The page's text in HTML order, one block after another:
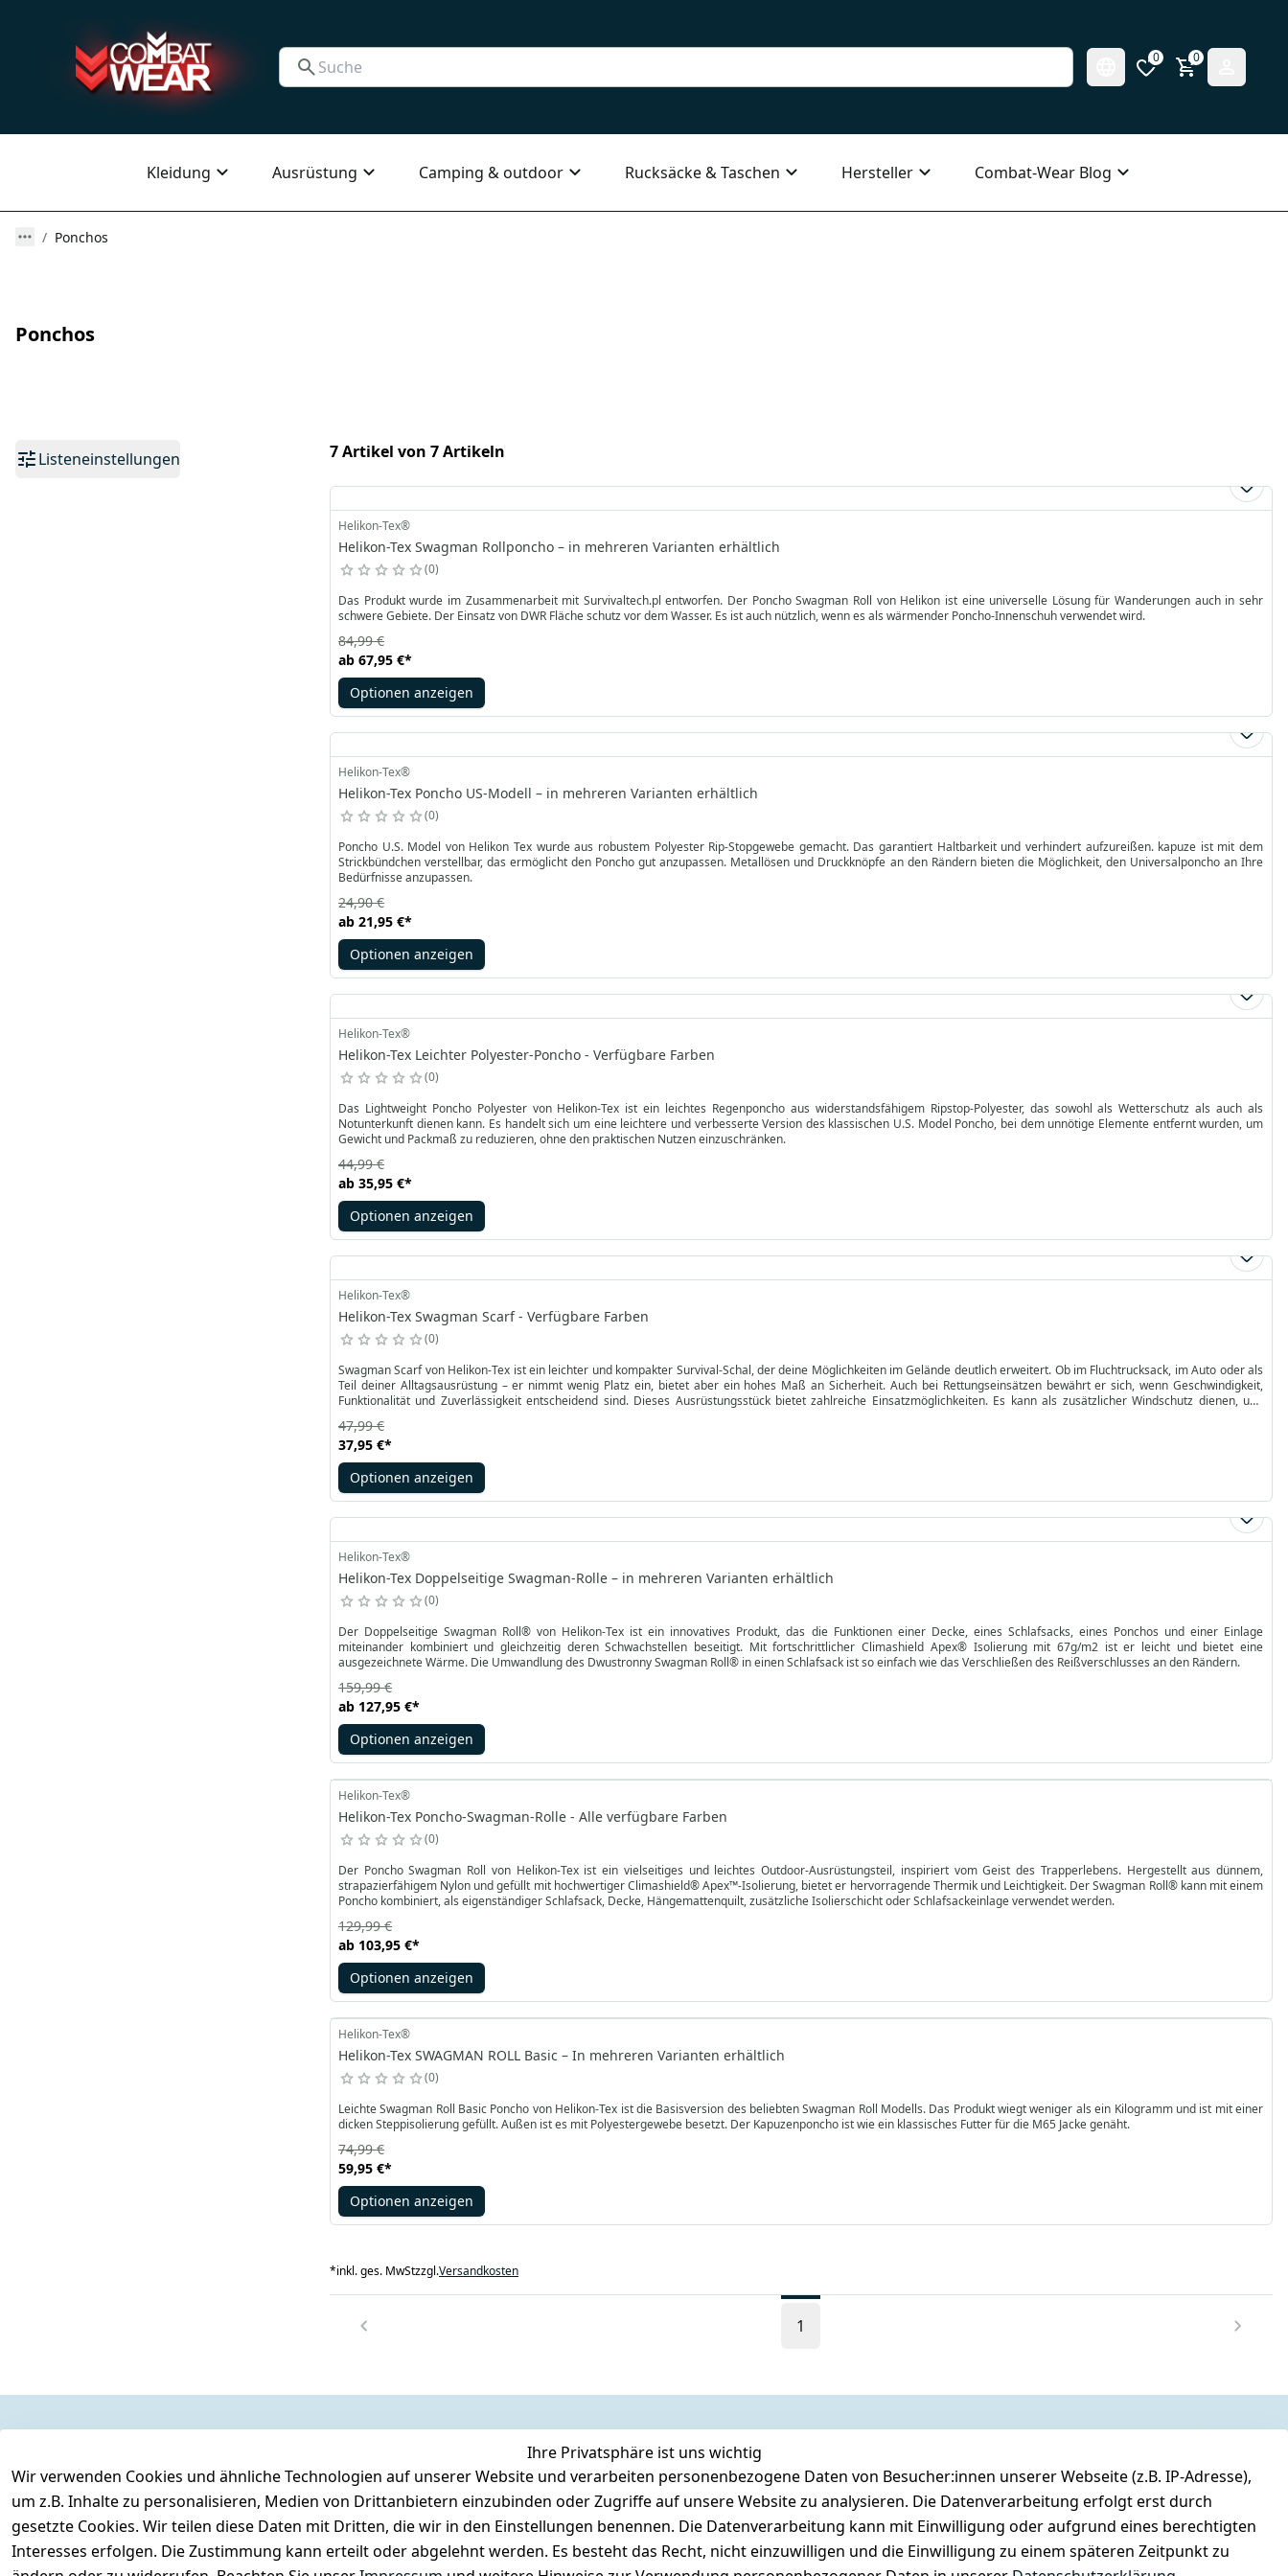
0 0
Kleidung Ausrüstung Camping & outdoor Rucksäcke & Taschen Hersteller Combat-Wear Blog
Ponchos
Ponchos
Listeneinstellungen 7 Artikel von 7 Artikeln
Helikon-Tex®
Helikon-Tex Swagman Rollponcho – in mehreren Varianten erhältlich
0
Das Produkt wurde im Zusammenarbeit mit Survivaltech.pl entworfen. Der Poncho Swagman Roll von Helikon ist eine universelle Lösung für Wanderungen auch in sehr
schwere Gebiete. Der Einsatz von DWR Fläche schutz vor dem Wasser. Es ist auch nützlich, wenn es als wärmender Poncho-Innenschuh verwendet wird.
ab 67,95 €*
84,99 €
Optionen anzeigen
Helikon-Tex®
Helikon-Tex Poncho US-Modell – in mehreren Varianten erhältlich
0
Poncho U.S. Model von Helikon Tex wurde aus robustem Polyester Rip-Stopgewebe gemacht. Das garantiert Haltbarkeit und verhindert aufzureißen. kapuze ist mit dem
Strickbündchen verstellbar, das ermöglicht den Poncho gut anzupassen. Metallösen und Druckknöpfe an den Rändern bieten die Möglichkeit, den Universalponcho an Ihre
Bedürfnisse anzupassen.
ab 21,95 €*
24,90 €
Optionen anzeigen
Helikon-Tex®
Helikon-Tex Leichter Polyester-Poncho - Verfügbare Farben
0
Das Lightweight Poncho Polyester von Helikon-Tex ist ein leichtes Regenponcho aus widerstandsfähigem Ripstop-Polyester, das sowohl als Wetterschutz als auch als
Notunterkunft dienen kann. Es handelt sich um eine leichtere und verbesserte Version des klassischen U.S. Model Poncho, bei dem unnötige Elemente entfernt wurden, um
Gewicht und Packmaß zu reduzieren, ohne den praktischen Nutzen einzuschränken.
ab 35,95 €*
44,99 €
Optionen anzeigen
Helikon-Tex®
Helikon-Tex Swagman Scarf - Verfügbare Farben
0
Swagman Scarf von Helikon-Tex ist ein leichter und kompakter Survival-Schal, der deine Möglichkeiten im Gelände deutlich erweitert. Ob im Fluchtrucksack, im Auto oder als
Teil deiner Alltagsausrüstung – er nimmt wenig Platz ein, bietet aber ein hohes Maß an Sicherheit. Auch bei Rettungseinsätzen bewährt er sich, wenn Geschwindigkeit,
Funktionalität und Zuverlässigkeit entscheidend sind. Dieses Ausrüstungsstück bietet zahlreiche Einsatzmöglichkeiten. Es kann als zusätzlicher Windschutz dienen, und
37,95 €*
47,99 €
Optionen anzeigen
Helikon-Tex®
Helikon-Tex Doppelseitige Swagman-Rolle – in mehreren Varianten erhältlich
0
Der Doppelseitige Swagman Roll® von Helikon-Tex ist ein innovatives Produkt, das die Funktionen einer Decke, eines Schlafsacks, eines Ponchos und einer Einlage
miteinander kombiniert und gleichzeitig deren Schwachstellen beseitigt. Mit fortschrittlicher Climashield Apex® Isolierung mit 67g/m2 ist er leicht und bietet eine
ausgezeichnete Wärme. Die Umwandlung des Dwustronny Swagman Roll® in einen Schlafsack ist so einfach wie das Verschließen des Reißverschlusses an den Rändern.
ab 127,95 €*
159,99 €
Optionen anzeigen
Helikon-Tex®
Helikon-Tex Poncho-Swagman-Rolle - Alle verfügbare Farben
0
Der Poncho Swagman Roll von Helikon-Tex ist ein vielseitiges und leichtes Outdoor-Ausrüstungsteil, inspiriert vom Geist des Trapperlebens. Hergestellt aus dünnem,
strapazierfähigem Nylon und gefüllt mit hochwertiger Climashield® Apex™-Isolierung, bietet er hervorragende Thermik und Leichtigkeit. Der Swagman Roll® kann mit einem
Poncho kombiniert, als eigenständiger Schlafsack, Decke, Hängemattenquilt, zusätzliche Isolierschicht oder Schlafsackeinlage verwendet werden.
ab 103,95 €*
129,99 €
Optionen anzeigen
Helikon-Tex®
Helikon-Tex SWAGMAN ROLL Basic – In mehreren Varianten erhältlich
0
Leichte Swagman Roll Basic Poncho von Helikon-Tex ist die Basisversion des beliebten Swagman Roll Modells. Das Produkt wiegt weniger als ein Kilogramm und ist mit einer
dicken Steppisolierung gefüllt. Außen ist es mit Polyestergewebe besetzt. Der Kapuzenponcho ist wie ein klassisches Futter für die M65 Jacke genäht.
59,95 €*
74,99 €
Optionen anzeigen
*inkl. ges. MwStzzgl.Versandkosten
1
Ihre Privatsphäre ist uns wichtig
Wir verwenden Cookies und ähnliche Technologien auf unserer Website und verarbeiten personenbezogene Daten von Besucher:innen unserer Webseite (z.B. IP-Adresse),
um z.B. Inhalte zu personalisieren, Medien von Drittanbietern einzubinden oder Zugriffe auf unsere Website zu analysieren. Die Datenverarbeitung erfolgt erst durch
gesetzte Cookies. Wir teilen diese Daten mit Dritten, die wir in den Einstellungen benennen. Die Datenverarbeitung kann mit Einwilligung oder aufgrund eines berechtigten
Interesses erfolgen. Die Zustimmung kann erteilt oder abgelehnt werden. Es besteht das Recht, nicht einzuwilligen und die Einwilligung zu einem späteren Zeitpunkt zu
AGB
Impressum
Barrierefreiheitserklärung
Kontakt
Registrieren